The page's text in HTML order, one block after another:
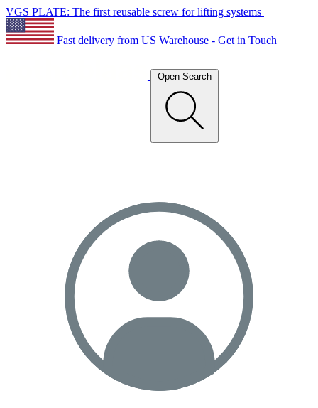
VGS PLATE: The first reusable screw for lifting systems
Fast delivery from US Warehouse - Get in Touch
Open Search